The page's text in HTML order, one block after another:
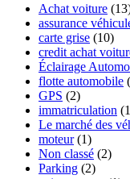
Achat voiture
assurance
carte grise (10)
credit achat
Éclairage
flotte automobile
GPS (2)
immatriculation
Le marché des
moteur(1)
Non classé (2)
Parking (2)